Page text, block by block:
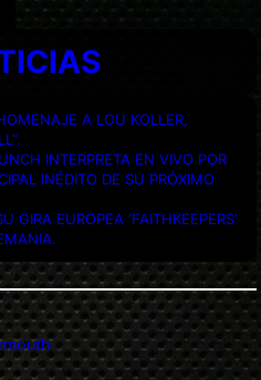
A LOU KOLLER,
INTERPRETA EN VIVO POR
INÉDITO DE SU PRÓXIMO
GIRA EUROPEA ‘FAITHKEEPERS’